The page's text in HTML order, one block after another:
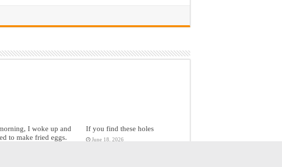
I woke up and
to make fried eggs.
If you find these holes
June 18, 2026